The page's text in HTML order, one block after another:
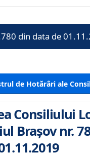
din data de
de Hotărâri ale
Consiliului
Brașov nr.